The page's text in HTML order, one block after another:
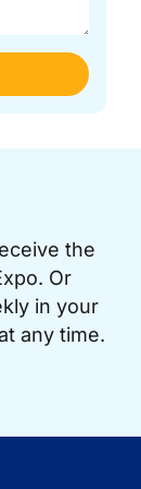
the
Or
in your
any time.